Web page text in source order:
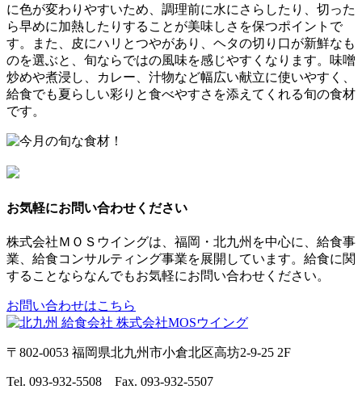
に色が変わりやすいため、調理前に水にさらしたり、切った
ら早めに加熱したりすることが美味しさを保つポイントで
す。また、皮にハリとつやがあり、ヘタの切り口が新鮮なも
のを選ぶと、旬ならではの風味を感じやすくなります。味噌
炒めや煮浸し、カレー、汁物など幅広い献立に使いやすく、
給食でも夏らしい彩りと食べやすさを添えてくれる旬の食材
です。
お気軽にお問い合わせください
株式会社ＭＯＳウイングは、福岡・北九州を中心に、給食事
業、給食コンサルティング事業を展開しています。給食に関
することならなんでもお気軽にお問い合わせください。
お問い合わせはこちら
〒802-0053 福岡県北九州市小倉北区高坊2-9-25 2F
Tel. 093-932-5508 Fax. 093-932-5507